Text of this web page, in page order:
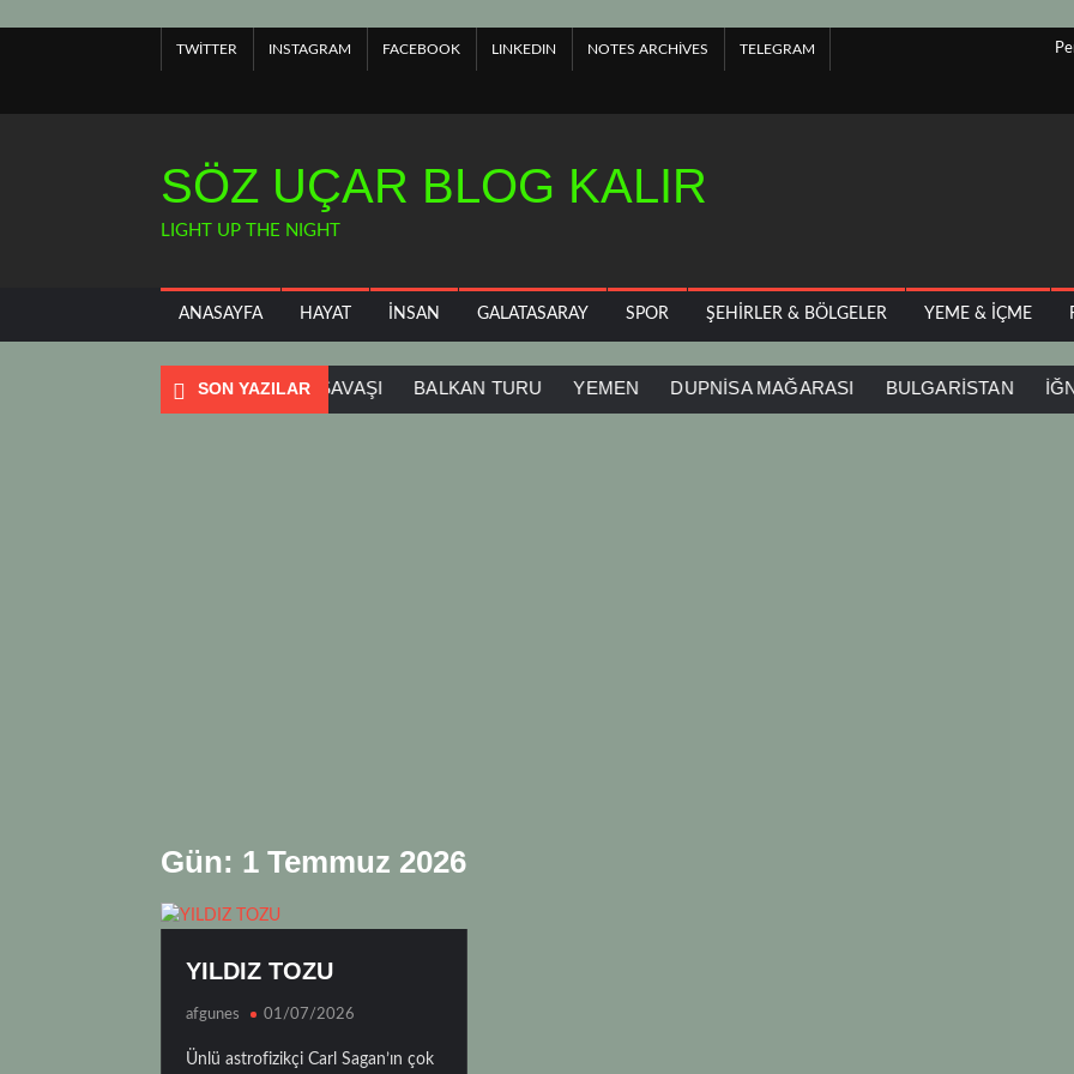
TWITTER INSTAGRAM FACEBOOK LINKEDIN NOTES ARCHIVES TELEGRAM
SÖZ UÇAR BLOG KALIR
LIGHT UP THE NIGHT
ANASAYFA HAYAT İNSAN GALATASARAY SPOR ŞEHIRLER & BÖLGELER YEME & İÇME
SON YAZILAR
SURİYE İÇ SAVAŞI BALKAN TURU YEMEN DUPNİSA MAĞARASI BULGARİSTAN İĞNEADA
Gün: 1 Temmuz 2026
YILDIZ TOZU
afgunes 01/07/2026
Ünlü astrofizikçi Carl Sagan’ın çok